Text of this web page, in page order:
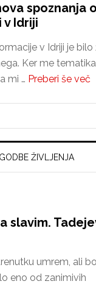
spoznanja o
Idriji
v Idriji je bilo
Ker me
mi … Preberi še več
o
v
ŽIVLJENJA
slavim.
umrem, ali
eno od zanimivih